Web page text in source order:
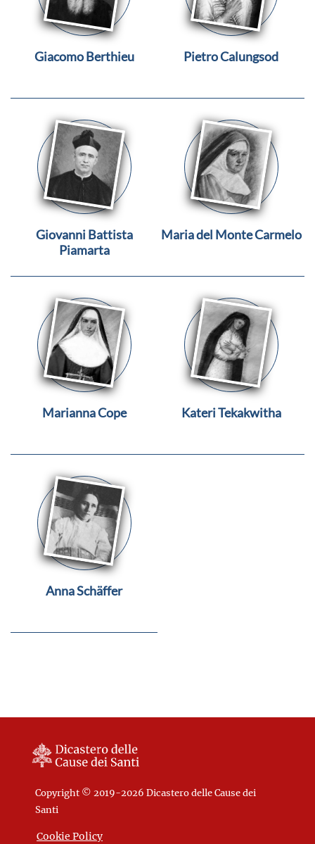
Giacomo Berthieu Pietro Calungsod
Giovanni Battista
Piamarta
Maria del Monte Carmelo
Marianna Cope Kateri Tekakwitha
Anna Schäffer
Copyright © 2019-2026 Dicastero delle Cause dei
Santi
Cookie Policy